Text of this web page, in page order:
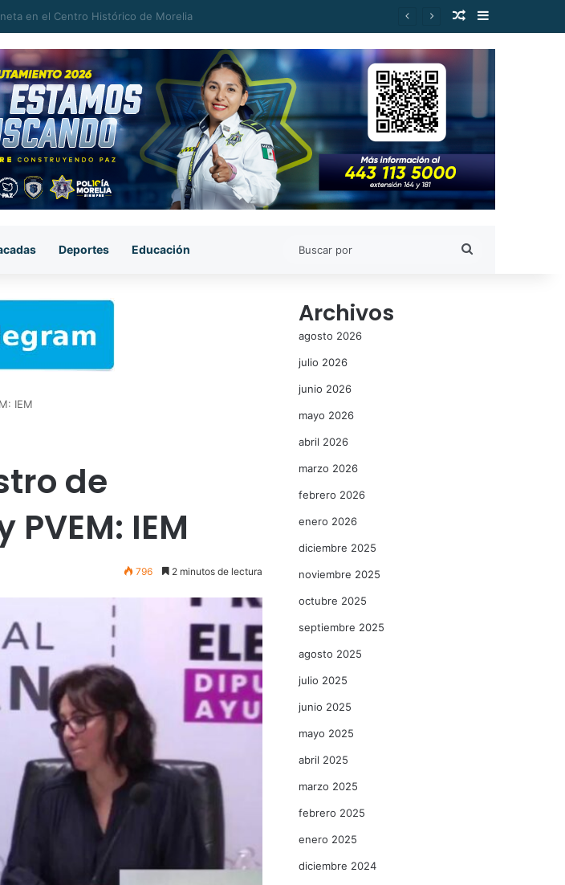
conquistar mercados internacionales: Gilberto Morelos Publicación al
Barra lateral
Deportes Educación
IEM
de
IEM
796 2 minutos de lectura
Archivos
agosto 2026
julio 2026
junio 2026
mayo 2026
abril 2026
marzo 2026
febrero 2026
enero 2026
diciembre 2025
noviembre 2025
octubre 2025
septiembre 2025
agosto 2025
julio 2025
junio 2025
mayo 2025
abril 2025
marzo 2025
febrero 2025
enero 2025
diciembre 2024